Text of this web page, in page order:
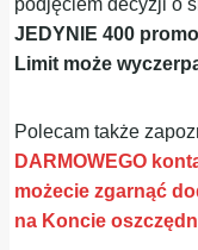
JEDYNIE 400
Limit może
Polecam także
DARMOWEGO
możecie zgarnąć
na Koncie